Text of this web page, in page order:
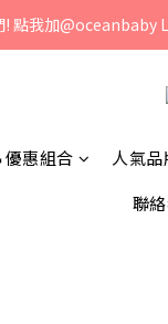
客服專線：04-
! 點我加@oceanbaby
優惠組合 人氣品
聯